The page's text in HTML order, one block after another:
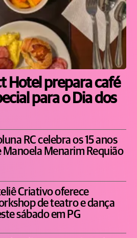
Hotel prepara café
para o Dia dos
RC celebra os 15 anos
Manoela Menarim Requião
Criativo oferece
de teatro e dança
sábado em PG